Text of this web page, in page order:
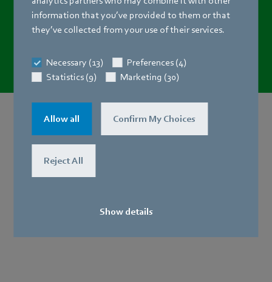
information that you’ve provided to them or that
they’ve collected from your use of their services.
Necessary (13)
Preferences (4)
Statistics (9)
Marketing (30)
Allow all Confirm My Choices
Reject All
Show details
dont blocs d’alimentation/diviseurs de puissance, armoires
de commande
Électronique